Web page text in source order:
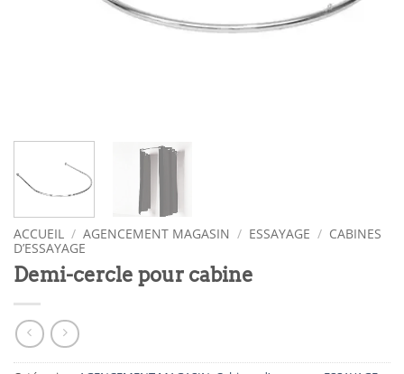
ACCUEIL / AGENCEMENT MAGASIN / ESSAYAGE / CABINES
D’ESSAYAGE
Demi-cercle pour cabine